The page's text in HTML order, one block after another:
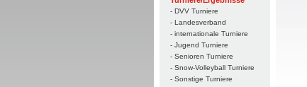
- DVV Turniere
- Landesverband
- internationale Turniere
- Jugend Turniere
- Senioren Turniere
- Snow-Volleyball Turniere
- Sonstige Turniere